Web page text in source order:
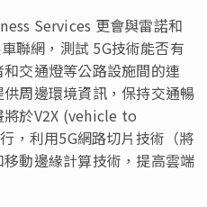
Services 更會與雷諾和
聯網，測試 5G技術能否有
交通燈等公路設施間的連
周邊環境資訊，保持交通暢
將於V2X (vehicle to
，利用5G網路切片技術（將
動邊緣計算技術，提高雲端